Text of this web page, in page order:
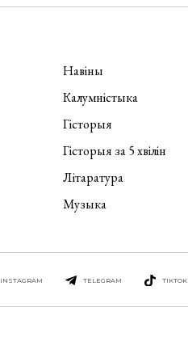
Навіны
Калумністыка
Гісторыя
Гісторыя за 5 хвілін
Літаратура
Музыка
INSTAGRAM TELEGRAM TIKTOK